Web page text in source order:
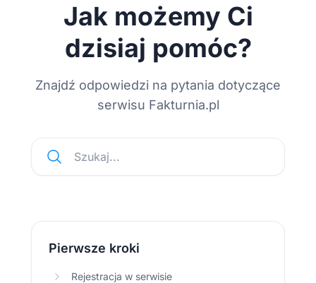
Jak możemy Ci
dzisiaj pomóc?
Znajdź odpowiedzi na pytania dotyczące
serwisu Fakturnia.pl
Szukaj...
Pierwsze kroki
Rejestracja w serwisie